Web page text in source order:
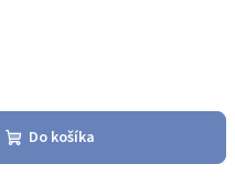
Do košíka